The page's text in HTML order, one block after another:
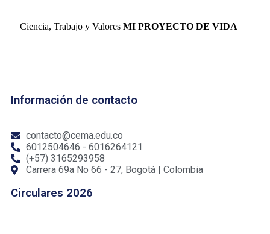
Ciencia, Trabajo y Valores MI PROYECTO DE VIDA
Información de contacto
contacto@cema.edu.co
6012504646 - 6016264121
(+57) 3165293958
Carrera 69a No 66 - 27, Bogotá | Colombia
Circulares 2026